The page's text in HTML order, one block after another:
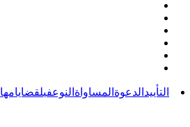
التأييدالدعوةالمساواةالنوعفيلقضايامهارات